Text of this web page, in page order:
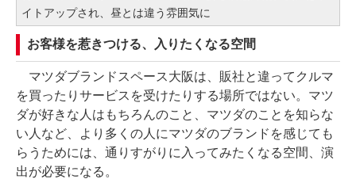
イトアップされ、昼とは違う雰囲気に
お客様を惹きつける、入りたくなる空間
マツダブランドスペース大阪は、販社と違ってクルマ
を買ったりサービスを受けたりする場所ではない。マツ
ダが好きな人はもちろんのこと、マツダのことを知らな
い人など、より多くの人にマツダのブランドを感じても
らうためには、通りすがりに入ってみたくなる空間、演
出が必要になる。